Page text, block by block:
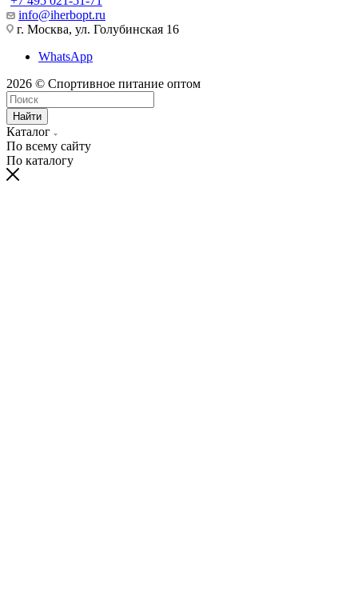
info@iherbopt.ru
г. Москва, ул. Голубинская 16
WhatsApp
2026 © Спортивное питание оптом
Найти
Каталог
По всему сайту
По каталогу